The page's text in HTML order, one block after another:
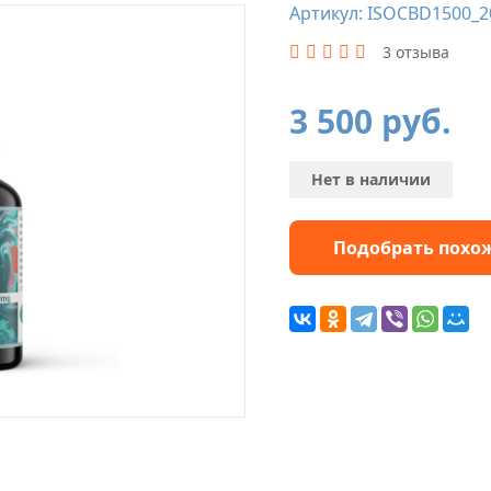
Артикул:
3 отзыва
3 500 руб.
Нет в наличии
Подобрать